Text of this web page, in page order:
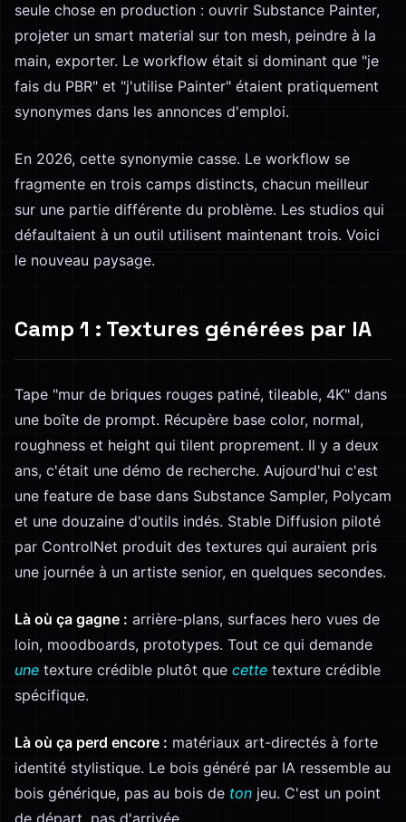
seule chose en production : ouvrir Substance Painter,
projeter un smart material sur ton mesh, peindre à la
main, exporter. Le workflow était si dominant que "je
fais du PBR" et "j'utilise Painter" étaient pratiquement
synonymes dans les annonces d'emploi.
En 2026, cette synonymie casse. Le workflow se
fragmente en trois camps distincts, chacun meilleur
sur une partie différente du problème. Les studios qui
défaultaient à un outil utilisent maintenant trois. Voici
le nouveau paysage.
Camp 1 : Textures générées par IA
Tape "mur de briques rouges patiné, tileable, 4K" dans
une boîte de prompt. Récupère base color, normal,
roughness et height qui tilent proprement. Il y a deux
ans, c'était une démo de recherche. Aujourd'hui c'est
une feature de base dans Substance Sampler, Polycam
et une douzaine d'outils indés. Stable Diffusion piloté
par ControlNet produit des textures qui auraient pris
une journée à un artiste senior, en quelques secondes.
Là où ça gagne : arrière-plans, surfaces hero vues de
loin, moodboards, prototypes. Tout ce qui demande
une texture crédible plutôt que cette texture crédible
spécifique.
Là où ça perd encore : matériaux art-directés à forte
identité stylistique. Le bois généré par IA ressemble au
bois générique, pas au bois de ton jeu. C'est un point
de départ, pas d'arrivée.